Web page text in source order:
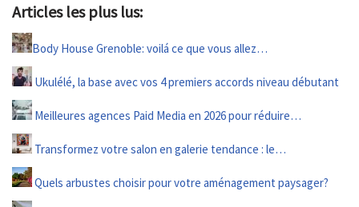
Articles les plus lus:
Body House Grenoble: voilá ce que vous allez…
Ukulélé, la base avec vos 4 premiers accords niveau débutant
Meilleures agences Paid Media en 2026 pour réduire…
Transformez votre salon en galerie tendance : le…
Quels arbustes choisir pour votre aménagement paysager?